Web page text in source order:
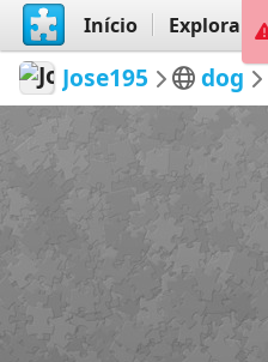
Início Explorar
Jose195 dog